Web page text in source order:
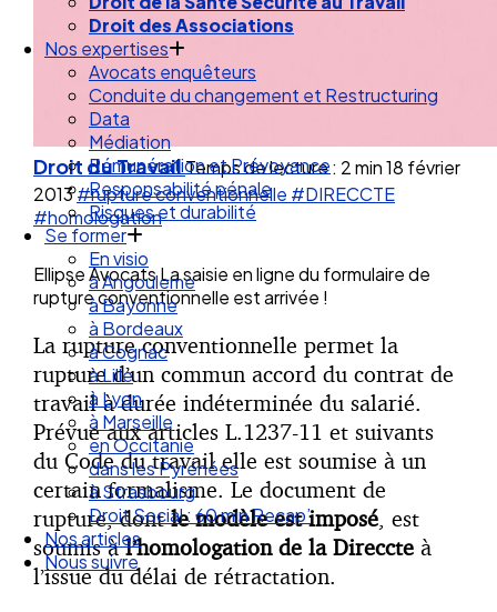
Nos expertises
Avocats enquêteurs
Conduite du changement et Restructuring
Data
Médiation
Rémunération et Prévoyance
Responsabilité pénale
Risques et durabilité
Se former
En visio
à Angouleme
à Bayonne
à Bordeaux
à Cognac
à Lille
à Lyon
à Marseille
en Occitanie
dans les Pyrénées
à Strasbourg
Droit Social : 60 min Recap’
Nos articles
Nous suivre
Droit du TravailTemps de lecture : 2 min18 février
2013#rupture conventionnelle #DIRECCTE
#homologation
Ellipse Avocats La saisie en ligne du formulaire de
rupture conventionnelle est arrivée !
La rupture conventionnelle permet la
rupture d’un commun accord du contrat de
travail à durée indéterminée du salarié.
Prévue aux articles L.1237-11 et suivants
du Code du travail elle est soumise à un
certain formalisme. Le document de
rupture, dontle modèle est imposé, est
soumis àl’homologation de la Direccte à
l’issue du délai de rétractation.